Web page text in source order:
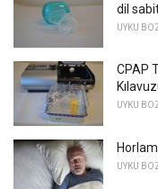
dil
UYKU
CPAP
UYKU
UYKU